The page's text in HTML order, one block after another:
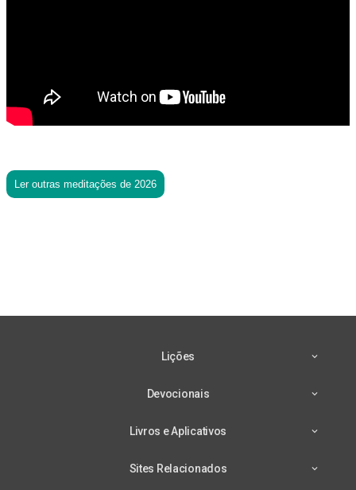
Ler outras meditações de 2026
Lições
Devocionais
Livros e Aplicativos
Sites Relacionados